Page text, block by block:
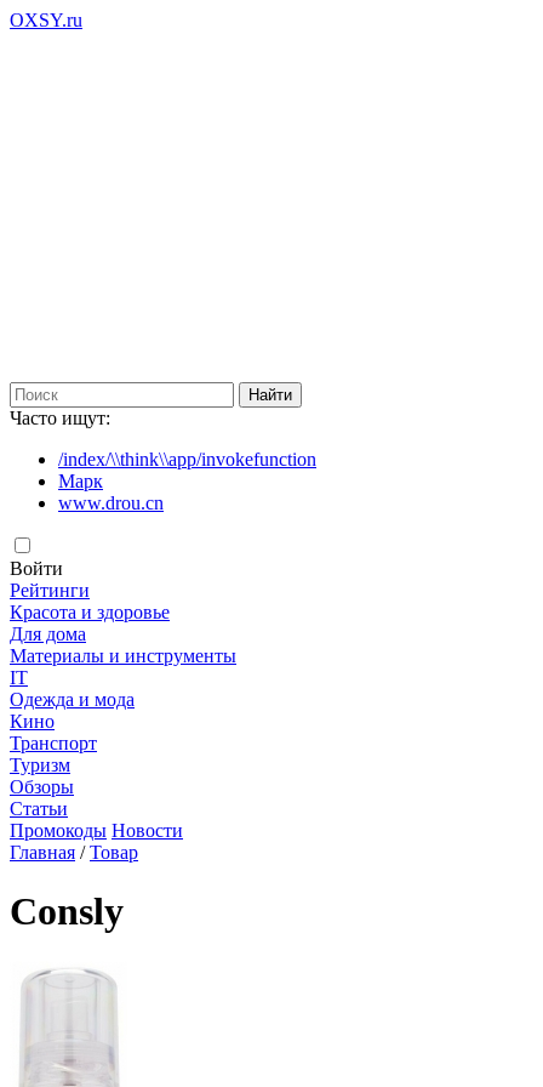
OXSY.ru
Часто ищут:
/index/\\think\\app/invokefunction
Марк
www.drou.cn
Войти
Рейтинги
Красота и здоровье
Для дома
Материалы и инструменты
IT
Одежда и мода
Кино
Транспорт
Туризм
Обзоры
Статьи
Промокоды Новости
Главная /Товар
Consly